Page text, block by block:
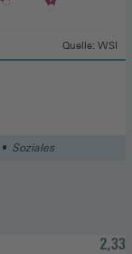
Quelle: WSI
Soziales